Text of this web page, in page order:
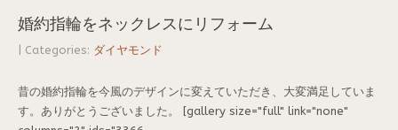
婚約指輪をネックレスにリフォーム
| Categories: ダイヤモンド
昔の婚約指輪を今風のデザインに変えていただき、大変満足していま
す。ありがとうございました。 [gallery size="full" link="none"